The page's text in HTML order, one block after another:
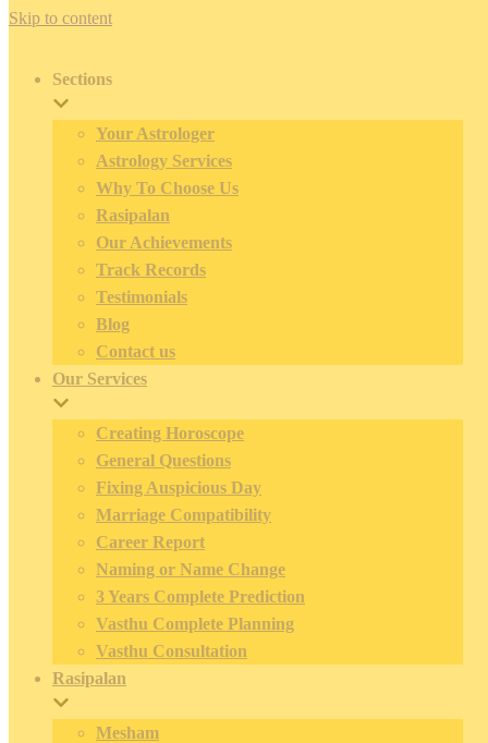
Skip to content
Sections
Your Astrologer
Astrology Services
Why To Choose Us
Rasipalan
Our Achievements
Track Records
Testimonials
Blog
Contact us
Our Services
Creating Horoscope
General Questions
Fixing Auspicious Day
Marriage Compatibility
Career Report
Naming or Name Change
3 Years Complete Prediction
Vasthu Complete Planning
Vasthu Consultation
Rasipalan
Mesham